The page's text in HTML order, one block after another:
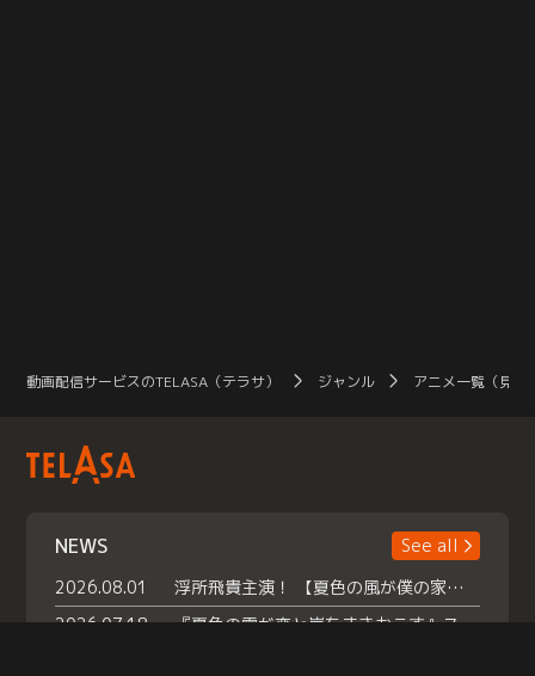
動画配信サービスのTELASA（テラサ） ジャンル アニメ一覧（見放
NEWS
See all
2026.08.01
浮所飛貴主演！ 【夏色の風が僕の家にやってきた】 本日よりテラサで独占配信スタート！
2026.07.18
『夏色の雲が恋と嵐をまきおこす』スペシャルメイキング 【Part1】2026年７月18日（土）23時30分～配信スタート！話題のシーンの裏側を大公開！豪華キャスト大集合！ 『武宮家 真夏の家族会議』開催！